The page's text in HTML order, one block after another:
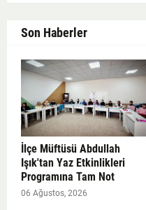
Son Haberler
İlçe Müftüsü Abdullah
Işık'tan Yaz Etkinlikleri
Programına Tam Not
06 Ağustos, 2026